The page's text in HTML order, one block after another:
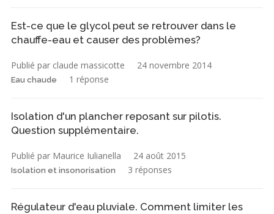
Est-ce que le glycol peut se retrouver dans le
chauffe-eau et causer des problèmes?
Publié par claude massicotte 24 novembre 2014
Eau chaude 1 réponse
Isolation d'un plancher reposant sur pilotis.
Question supplémentaire.
Publié par Maurice Iulianella 24 août 2015
Isolation et insonorisation 3 réponses
Régulateur d'eau pluviale. Comment limiter les